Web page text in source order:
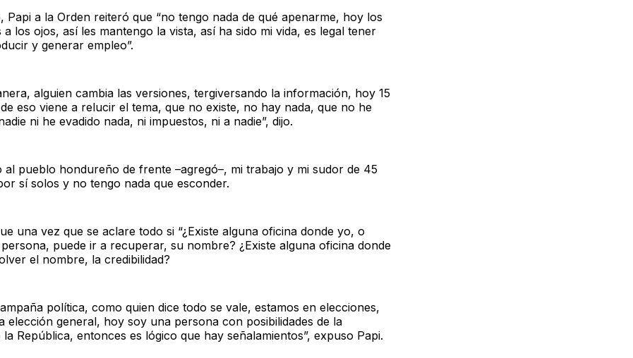
Papi a la Orden reiteró que “no tengo nada de qué apenarme, hoy los
a los ojos, así les mantengo la vista, así ha sido mi vida, es legal tener
y generar empleo”.
alguien cambia las versiones, tergiversando la información, hoy 15
eso viene a relucir el tema, que no existe, no hay nada, que no he
ni he evadido nada, ni impuestos, ni a nadie”, dijo.
al pueblo hondureño de frente –agregó–, mi trabajo y mi sudor de 45
sí solos y no tengo nada que esconder.
una vez que se aclare todo si “¿Existe alguna oficina donde yo, o
puede ir a recuperar, su nombre? ¿Existe alguna oficina donde
el nombre, la credibilidad?
política, como quien dice todo se vale, estamos en elecciones,
elección general, hoy soy una persona con posibilidades de la
la República, entonces es lógico que hay señalamientos”, expuso Papi.